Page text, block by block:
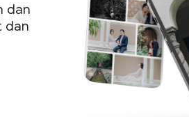
dan
dan